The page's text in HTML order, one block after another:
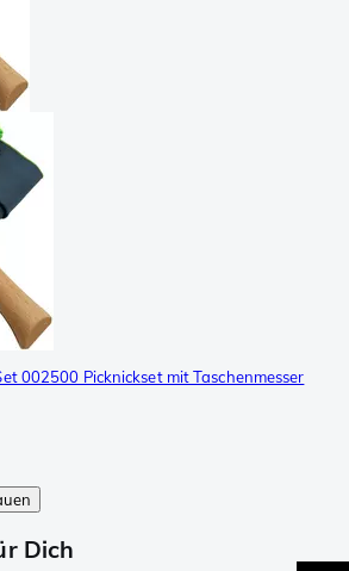
002500 Picknickset mit Taschenmesser
Dich